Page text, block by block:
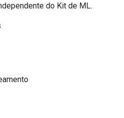
do Kit de ML.